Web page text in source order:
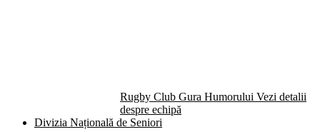
Rugby Club Gura Humorului Vezi detalii
despre echipă
Divizia Națională de Seniori